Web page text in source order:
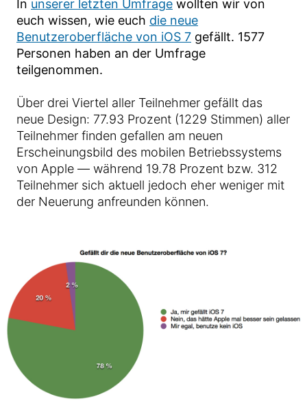
In unserer letzten Umfrage wollten wir von
euch wissen, wie euch die neue
Benutzeroberfläche von iOS 7 gefällt. 1577
Personen haben an der Umfrage
teilgenommen.
Über drei Viertel aller Teilnehmer gefällt das
neue Design: 77.93 Prozent (1229 Stimmen) aller
Teilnehmer finden gefallen am neuen
Erscheinungsbild des mobilen Betriebssystems
von Apple — während 19.78 Prozent bzw. 312
Teilnehmer sich aktuell jedoch eher weniger mit
der Neuerung anfreunden können.